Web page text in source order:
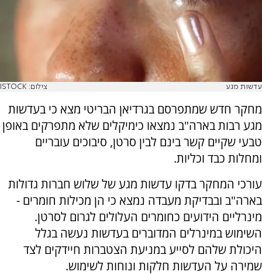
עדשות מגע צילום: ISTOCK
מחקר חדש שמתפרסם בגרדיאן הבריטי מצא כי בעדשות
מגע רבות בארה"ב נמצאו כימיקלים שלא מתפרקים באופן
טבעי שקיים קשר בינם לבין סרטן, סיבוכים עובריים
ומחלות כבד וכליות.
עורכי המחקר בדקו עדשות מגע של שלוש חברות גדולות
בארה"ב ובבדיקת מעבדה נמצא כי הן מכילות חומרים -
מינרליים הידועים כחומרים העלולים לגרום לסרטן.
השימוש במינרלים המדוברים בעדשות נעשה בגלל
היכולת שלהם לסייע במניעת הצטברות חיידקים לצד
שמירה על העדשות חלקות ונוחות לשימוש.